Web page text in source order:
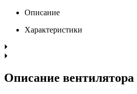
Описание
Характеристики
Описание